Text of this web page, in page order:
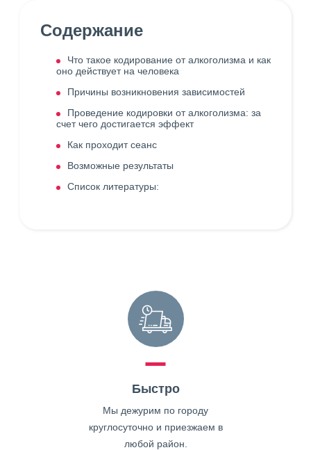
Содержание
Что такое кодирование от алкоголизма и как
оно действует на человека
Причины возникновения зависимостей
Проведение кодировки от алкоголизма: за
счет чего достигается эффект
Как проходит сеанс
Возможные результаты
Список литературы:
Быстро
Мы дежурим по городу
круглосуточно и приезжаем в
любой район.